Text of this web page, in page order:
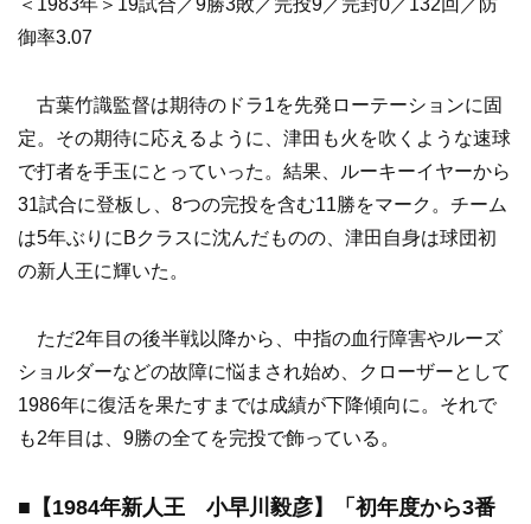
＜1983年＞19試合／9勝3敗／完投9／完封0／132回／防
御率3.07
古葉竹識監督は期待のドラ1を先発ローテーションに固
定。その期待に応えるように、津田も火を吹くような速球
で打者を手玉にとっていった。結果、ルーキーイヤーから
31試合に登板し、8つの完投を含む11勝をマーク。チーム
は5年ぶりにBクラスに沈んだものの、津田自身は球団初
の新人王に輝いた。
ただ2年目の後半戦以降から、中指の血行障害やルーズ
ショルダーなどの故障に悩まされ始め、クローザーとして
1986年に復活を果たすまでは成績が下降傾向に。それで
も2年目は、9勝の全てを完投で飾っている。
■【1984年新人王 小早川毅彦】「初年度から3番